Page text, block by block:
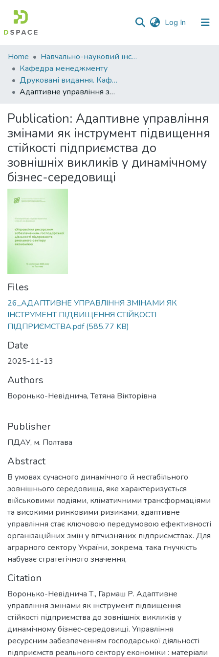
Log In (current)
Communities
&
Collections
All of DSpace
Statistics
Home
Навчально-науковий інститут економіки, управління, права та інформаційних технологій
Кафедра менеджменту
Друковані видання. Кафедра менеджменту ім. І.А. Маркіної
Адаптивне управління змінами як інструмент підвищення стійкості підприємства до зовнішніх викликів у динамічному бізнес-середовищі
Publication: Адаптивне управління
змінами як інструмент підвищення
стійкості підприємства до
зовнішніх викликів у динамічному
бізнес-середовищі
Files
26_АДАПТИВНЕ УПРАВЛІННЯ ЗМІНАМИ ЯК
ІНСТРУМЕНТ ПІДВИЩЕННЯ СТІЙКОСТІ
ПІДПРИЄМСТВА.pdf(585.77 KB)
Date
2025-11-13
Authors
Воронько-Невіднича, Тетяна Вікторівна
Publisher
ПДАУ, м. Полтава
Abstract
В умовах сучасного динамічного й нестабільного
зовнішнього середовища, яке характеризується
військовими подіями, кліматичними трансформаціями
та високими ринковими ризиками, адаптивне
управління стає ключовою передумовою ефективності
організаційних змін у вітчизняних підприємствах. Для
аграрного сектору України, зокрема, така гнучкість
набуває стратегічного значення,
Citation
Воронько-Невіднича Т., Гармаш Р. Адаптивне
управління змінами як інструмент підвищення
стійкості підприємства до зовнішніх викликів у
динамічному бізнес-середовищі. Управління
ресурсним забезпеченням господарської діяльності
підприємств реального сектору економіки : матеріали